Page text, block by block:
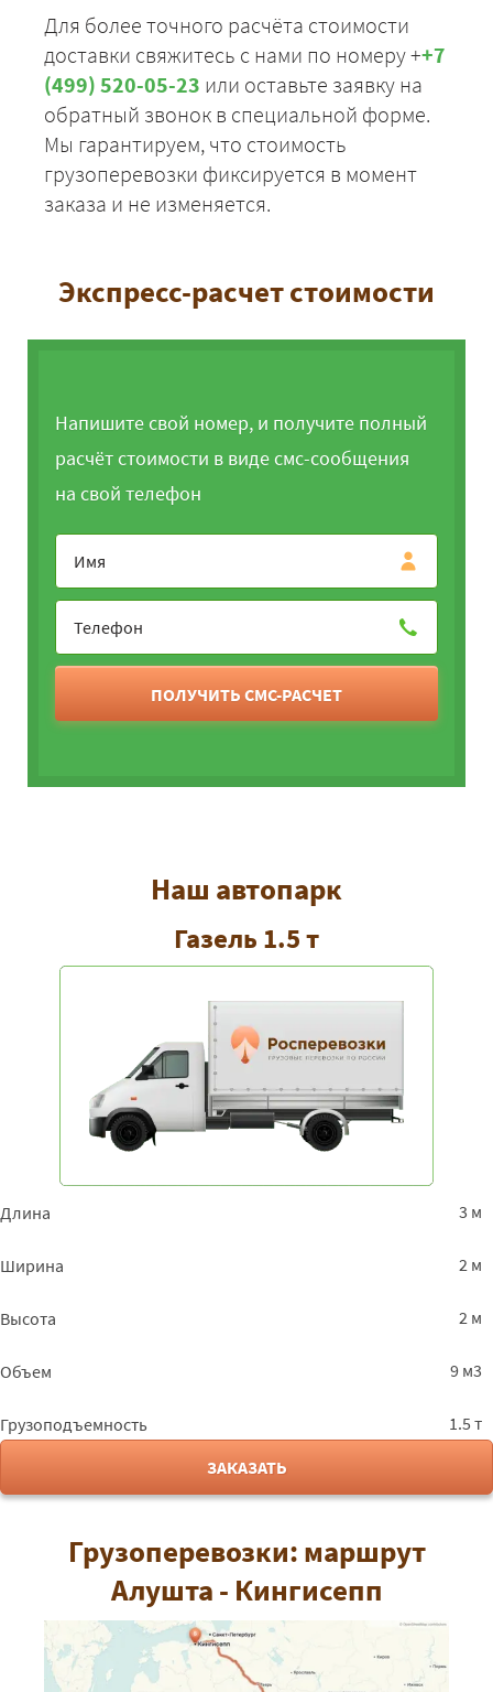
Для более точного расчёта стоимости
доставки свяжитесь с нами по номеру ++7
(499) 520-05-23 или оставьте заявку на
обратный звонок в специальной форме.
Мы гарантируем, что стоимость
грузоперевозки фиксируется в момент
заказа и не изменяется.
Экспресс-расчет стоимости
Напишите свой номер, и получите полный
расчёт стоимости в виде смс-сообщения
на свой телефон
ПОЛУЧИТЬ СМС-РАСЧЕТ
Наш автопарк
Газель 1.5 т
Длина 3 м
Ширина 2 м
Высота 2 м
Объем 9 м3
Грузоподъемность
1.5 т
ЗАКАЗАТЬ
Грузоперевозки: маршрут
Алушта - Кингисепп